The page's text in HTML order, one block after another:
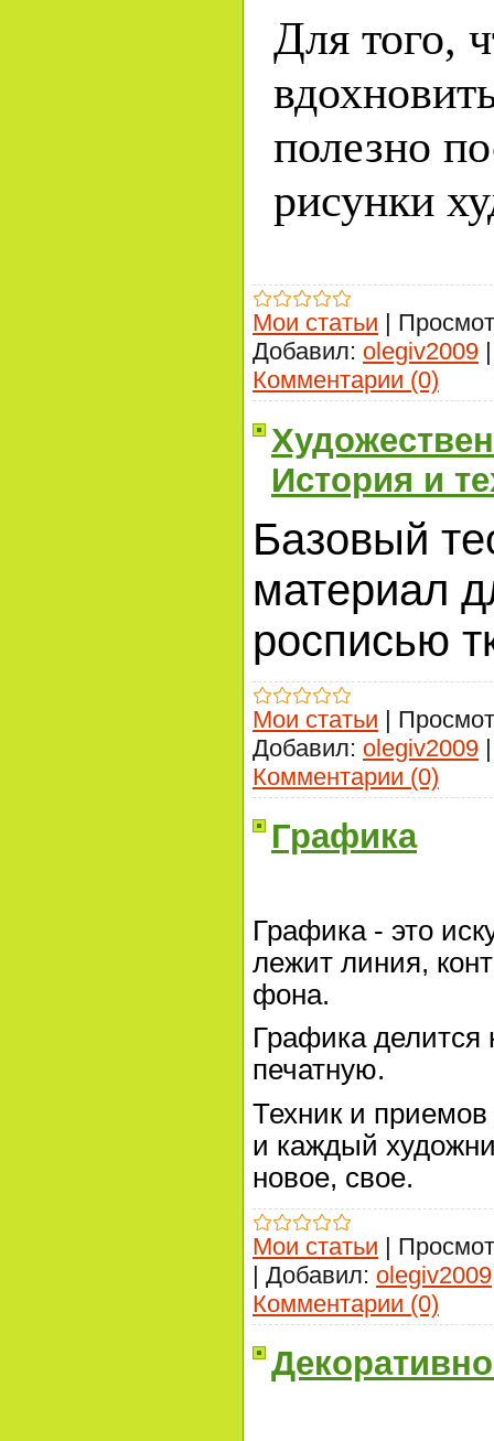
Для того,
полезно
рисунки
Мои статьи
Добавил: olegiv2009
Комментарии (0)
История и
Базовый
материал
росписью
Мои статьи |
Добавил: olegiv2009
Комментарии (0)
Графика
Графика - это
лежит линия,
фона.
Графика делится
печатную.
Техник и
и каждый
новое, свое.
Мои статьи |
| Добавил: olegiv2009
Комментарии (0)